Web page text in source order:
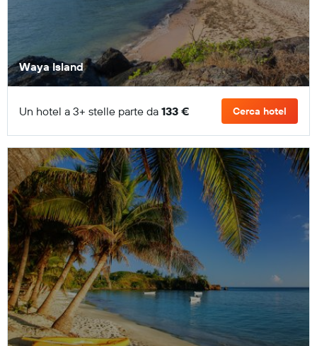
Waya Island
Un hotel a 3+ stelle parte da 133 € Cerca hotel